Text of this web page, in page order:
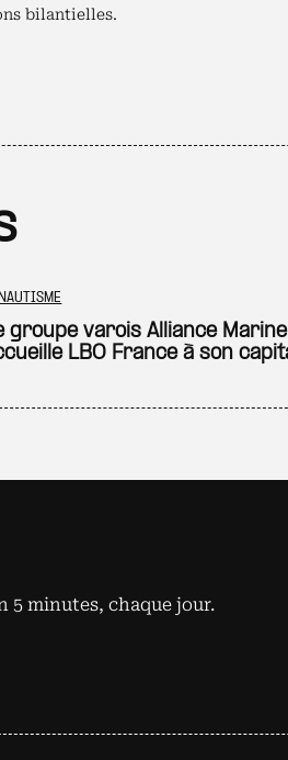
bilantielles.
à ma sélection
groupe varois Alliance Marine
LBO France à son
5 minutes, chaque jour.